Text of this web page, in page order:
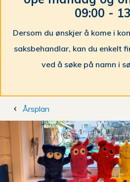
k
o
m
m
u
n
e
09:00 -
Dersom du ønskjer å kome i
saksbehandlar, kan du enkelt
ved å søke på namn i
Du
her:
Årsplan